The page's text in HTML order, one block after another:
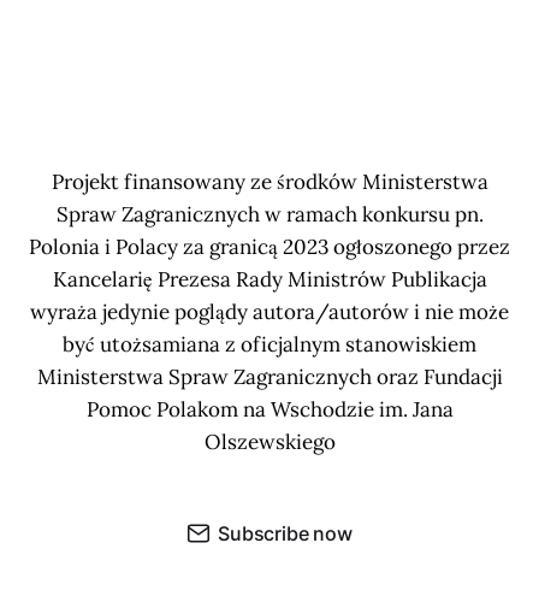
Projekt finansowany ze środków Ministerstwa
Spraw Zagranicznych w ramach konkursu pn.
Polonia i Polacy za granicą 2023 ogłoszonego przez
Kancelarię Prezesa Rady Ministrów Publikacja
wyraża jedynie poglądy autora/autorów i nie może
być utożsamiana z oficjalnym stanowiskiem
Ministerstwa Spraw Zagranicznych oraz Fundacji
Pomoc Polakom na Wschodzie im. Jana
Olszewskiego
Subscribe now